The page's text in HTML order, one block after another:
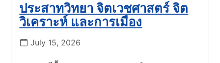
ประสาทวิทยา จิตเวชศาสตร์ จิต
วิเคราะห์ และการเมือง
July 15, 2026